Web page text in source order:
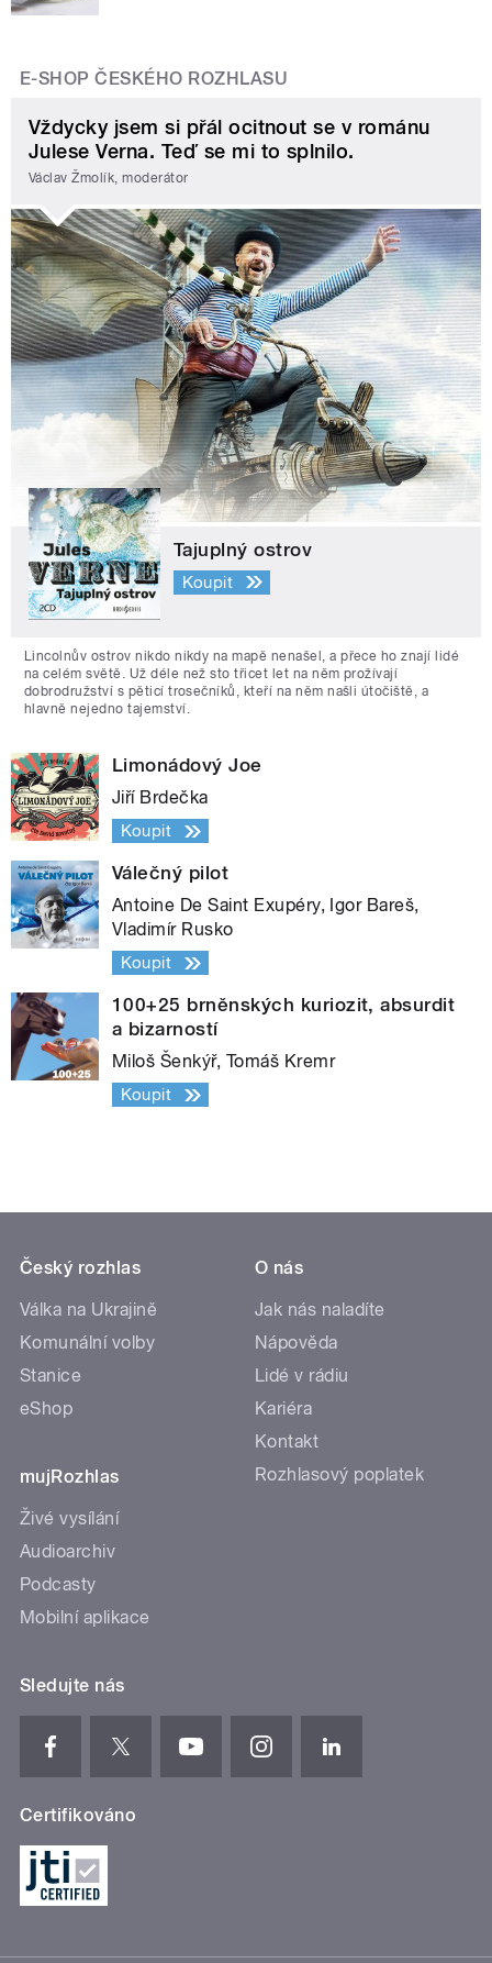
E-SHOP ČESKÉHO ROZHLASU
Vždycky jsem si přál ocitnout se v románu
Julese Verna. Teď se mi to splnilo.
Václav Žmolík, moderátor
Tajuplný ostrov
Koupit
Lincolnův ostrov nikdo nikdy na mapě nenašel, a přece ho znají lidé
na celém světě. Už déle než sto třicet let na něm prožívají
dobrodružství s pěticí trosečníků, kteří na něm našli útočiště, a
hlavně nejedno tajemství.
Limonádový Joe
Jiří Brdečka
Koupit
Válečný pilot
Antoine De Saint Exupéry, Igor Bareš,
Vladimír Rusko
Koupit
100+25 brněnských kuriozit, absurdit
a bizarností
Miloš Šenkýř, Tomáš Kremr
Koupit
Český rozhlas
Válka na Ukrajině
Komunální volby
Stanice
eShop
mujRozhlas
Živé vysílání
Audioarchiv
Podcasty
Mobilní aplikace
O nás
Jak nás naladíte
Nápověda
Lidé v rádiu
Kariéra
Kontakt
Rozhlasový poplatek
Sledujte nás
Certifikováno